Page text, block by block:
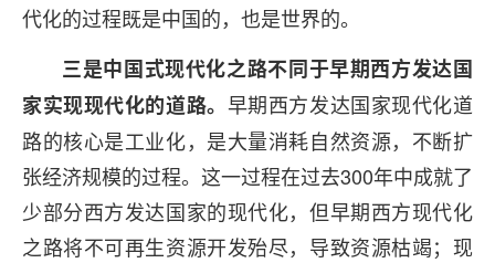
代化的过程既是中国的，也是世界的。
三是中国式现代化之路不同于早期西方发达国
家实现现代化的道路。 早期西方发达国家现代化道
路的核心是工业化，是大量消耗自然资源，不断扩
张经济规模的过程。这一过程在过去300年中成就了
少部分西方发达国家的现代化，但早期西方现代化
之路将不可再生资源开发殆尽，导致资源枯竭；现